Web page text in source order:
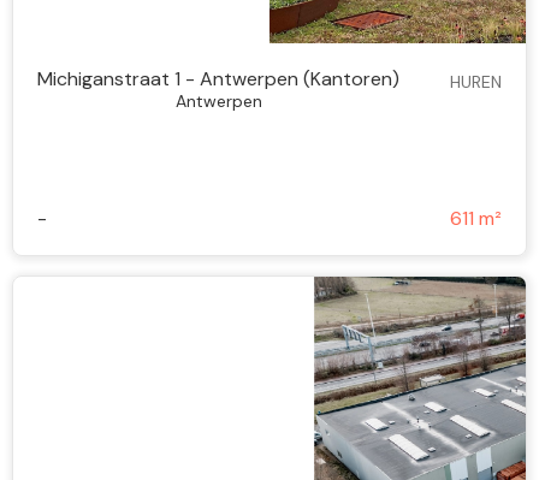
Michiganstraat 1 - Antwerpen (Kantoren)
Antwerpen
HUREN
- 611 m²